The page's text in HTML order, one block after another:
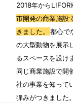
2018年から
市開発の商業施設
きました。
都心で
の大型動物を展示
るスペースを設け
同じ商業施設で開
社の事業を知って
弾みがつきました